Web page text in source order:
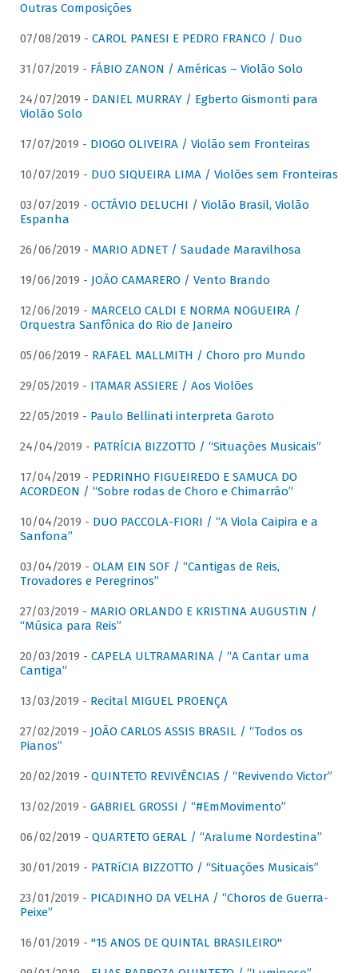
Outras Composições
07/08/2019 - CAROL PANESI E PEDRO FRANCO / Duo
31/07/2019 - FÁBIO ZANON / Américas – Violão Solo
24/07/2019 - DANIEL MURRAY / Egberto Gismonti para
Violão Solo
17/07/2019 - DIOGO OLIVEIRA / Violão sem Fronteiras
10/07/2019 - DUO SIQUEIRA LIMA / Violões sem Fronteiras
03/07/2019 - OCTÁVIO DELUCHI / Violão Brasil, Violão
Espanha
26/06/2019 - MARIO ADNET / Saudade Maravilhosa
19/06/2019 - JOÃO CAMARERO / Vento Brando
12/06/2019 - MARCELO CALDI E NORMA NOGUEIRA /
Orquestra Sanfônica do Rio de Janeiro
05/06/2019 - RAFAEL MALLMITH / Choro pro Mundo
29/05/2019 - ITAMAR ASSIERE / Aos Violões
22/05/2019 - Paulo Bellinati interpreta Garoto
24/04/2019 - PATRÍCIA BIZZOTTO / “Situações Musicais”
17/04/2019 - PEDRINHO FIGUEIREDO E SAMUCA DO
ACORDEON / “Sobre rodas de Choro e Chimarrão”
10/04/2019 - DUO PACCOLA-FIORI / “A Viola Caipira e a
Sanfona”
03/04/2019 - OLAM EIN SOF / “Cantigas de Reis,
Trovadores e Peregrinos”
27/03/2019 - MARIO ORLANDO E KRISTINA AUGUSTIN /
“Música para Reis”
20/03/2019 - CAPELA ULTRAMARINA / “A Cantar uma
Cantiga”
13/03/2019 - Recital MIGUEL PROENÇA
27/02/2019 - JOÃO CARLOS ASSIS BRASIL / “Todos os
Pianos”
20/02/2019 - QUINTETO REVIVÊNCIAS / “Revivendo Victor”
13/02/2019 - GABRIEL GROSSI / “#EmMovimento”
06/02/2019 - QUARTETO GERAL / “Aralume Nordestina”
30/01/2019 - PATRíCIA BIZZOTTO / “Situações Musicais”
23/01/2019 - PICADINHO DA VELHA / “Choros de Guerra-
Peixe”
16/01/2019 - "15 ANOS DE QUINTAL BRASILEIRO"